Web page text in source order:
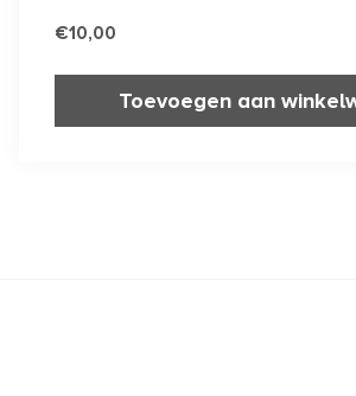
€10,00
Toevoegen aan